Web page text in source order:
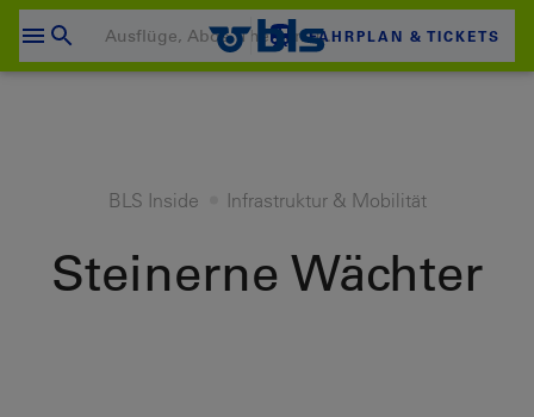
Zum
Content
wechseln
FAHRPLAN & TICKETS
BLS Inside Infrastruktur & Mobilität
Steinerne Wächter